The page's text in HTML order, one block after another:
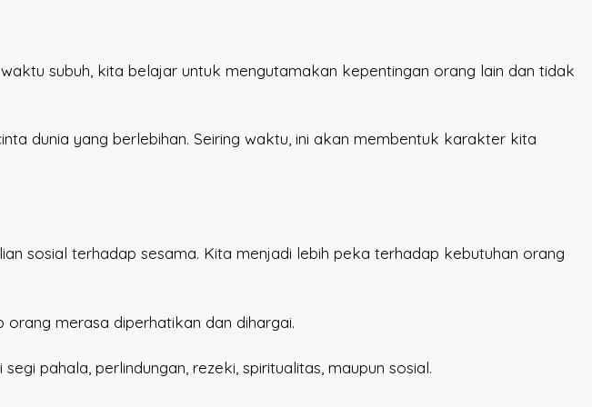
subuh, kita belajar untuk mengutamakan kepentingan orang lain dan tidak
dunia yang berlebihan. Seiring waktu, ini akan membentuk karakter kita
sosial terhadap sesama. Kita menjadi lebih peka terhadap kebutuhan orang
orang merasa diperhatikan dan dihargai.
pahala, perlindungan, rezeki, spiritualitas, maupun sosial.